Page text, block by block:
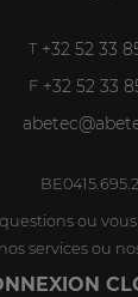
T +32 52 33
F +32 52 33
ou
services ou